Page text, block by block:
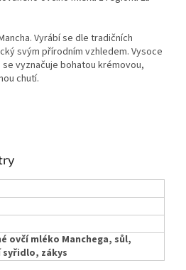
Vyrábí se dle tradičních
svým přírodním vzhledem. Vysoce
vyznačuje bohatou krémovou,
chutí.
ovčí mléko Manchega, sůl,
zákys